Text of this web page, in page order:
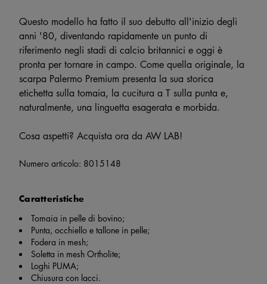
Questo modello ha fatto il suo debutto all'inizio degli
anni '80, diventando rapidamente un punto di
riferimento negli stadi di calcio britannici e oggi è
pronta per tornare in campo. Come quella originale, la
scarpa Palermo Premium presenta la sua storica
etichetta sulla tomaia, la cucitura a T sulla punta e,
naturalmente, una linguetta esagerata e morbida.
Cosa aspetti? Acquista ora da AW LAB!
Numero articolo: 8015148
Caratteristiche
Tomaia in pelle di bovino;
Punta, occhiello e tallone in pelle;
Fodera in mesh;
Soletta in mesh Ortholite;
Loghi PUMA;
Chiusura con lacci.